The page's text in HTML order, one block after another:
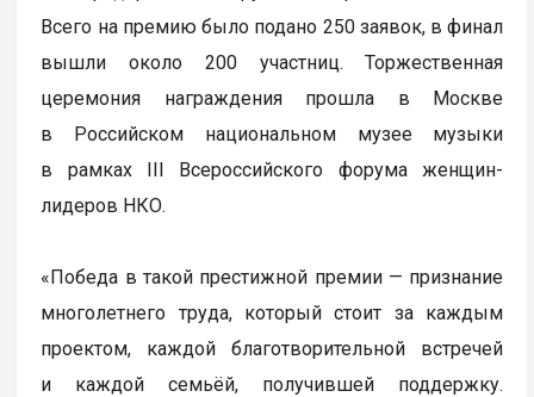
Всего на премию было подано 250 заявок, в финал
вышли около 200 участниц. Торжественная
церемония награждения прошла в Москве
в Российском национальном музее музыки
в рамках III Всероссийского форума женщин-
лидеров НКО.
«Победа в такой престижной премии — признание
многолетнего труда, который стоит за каждым
проектом, каждой благотворительной встречей
и каждой семьёй, получившей поддержку.